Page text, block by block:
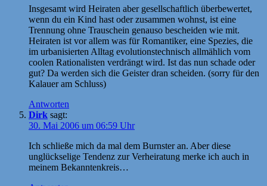
Insgesamt wird Heiraten aber gesellschaftlich überbewertet,
wenn du ein Kind hast oder zusammen wohnst, ist eine
Trennung ohne Trauschein genauso bescheiden wie mit.
Heiraten ist vor allem was für Romantiker, eine Spezies, die
im urbanisierten Alltag evolutionstechnisch allmählich vom
coolen Rationalisten verdrängt wird. Ist das nun schade oder
gut? Da werden sich die Geister dran scheiden. (sorry für den
Kalauer am Schluss)
Antworten
Dirk sagt:
30. Mai 2006 um 06:59 Uhr
Ich schließe mich da mal dem Burnster an. Aber diese
unglückselige Tendenz zur Verheiratung merke ich auch in
meinem Bekanntenkreis…